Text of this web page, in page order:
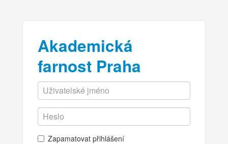
Akademická
farnost Praha
Zapamatovat přihlášení